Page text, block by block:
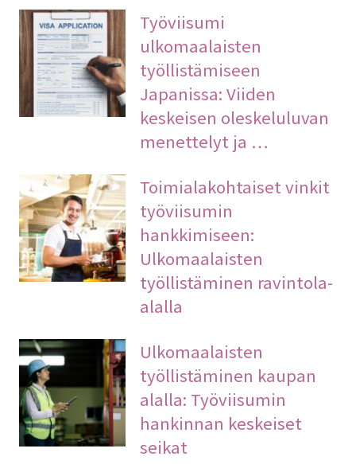
Työviisumi
ulkomaalaisten
työllistämiseen
Japanissa: Viiden
keskeisen oleskeluluvan
menettelyt ja …
Toimialakohtaiset vinkit
työviisumin
hankkimiseen:
Ulkomaalaisten
työllistäminen ravintola-
alalla
Ulkomaalaisten
työllistäminen kaupan
alalla: Työviisumin
hankinnan keskeiset
seikat